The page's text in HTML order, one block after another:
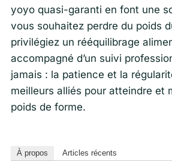
yoyo quasi-garanti en font une
vous souhaitez perdre du poids
privilégiez un rééquilibrage
accompagné d’un suivi
jamais : la patience et la
meilleurs alliés pour atteindre et
poids de forme.
À propos Articles récents